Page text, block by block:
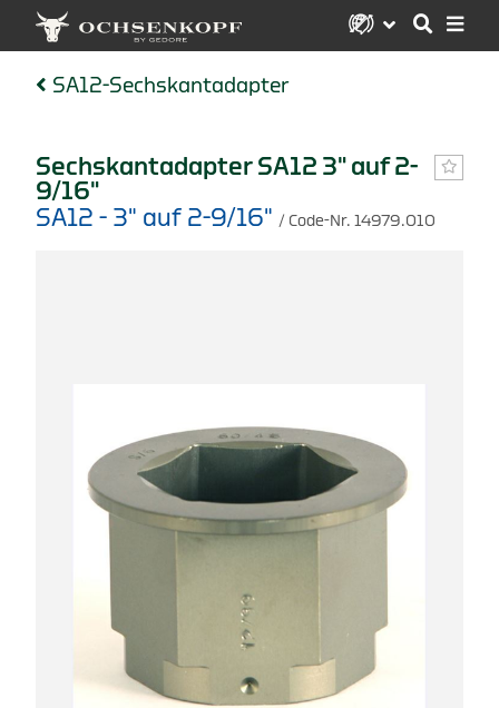
SA12-Sechskantadapter
Sechskantadapter SA12 3" auf 2-
9/16"
SA12 - 3" auf 2-9/16" / Code-Nr. 14979.010